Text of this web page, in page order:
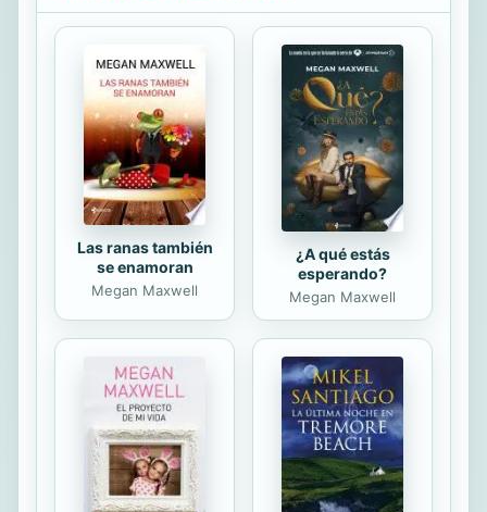
share our love of bilingual reading
and education. In this story, Pepe
discovers that his owner, little Lucia,
forgot her homework assignment
and races against the clock to bring
it to her at school before the bell
rings. However, a gang of
mischievous ice...
Las ranas también
se enamoran
Megan Maxwell
¿A qué estás
esperando?
Megan Maxwell